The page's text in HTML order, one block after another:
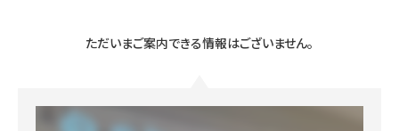
ただいまご案内できる情報はございません。